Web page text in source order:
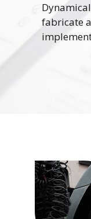
fabricate